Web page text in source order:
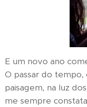
E um novo ano
O passar do tempo,
paisagem, na luz
me sempre